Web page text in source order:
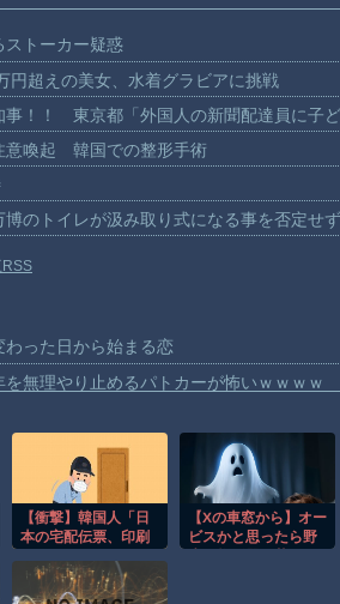
ストーカー疑惑
円超えの美女、水着グラビアに挑戦
！！ 東京都「外国人の新聞配達員に子
意喚起 韓国での整形手術
のトイレが汲み取り式になる事を否定せ
った日から始まる恋
を無理やり止めるパトカーが怖いｗｗｗｗ
女子アナ「国民が勝手に我々取材陣にカ
合が原因で交通事故が起きてしまう。
賀の国道16号でおかしな事故が撮影される
末セール（50%還元）」アツいスポーツマ
【衝撃】韓国人「日
本の宅配伝票、印刷
【Xの車窓から】オー
ビスかと思ったら野